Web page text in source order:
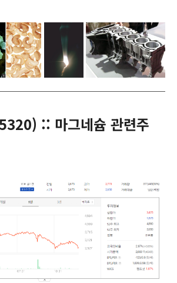
:: 마그네슘 관련주